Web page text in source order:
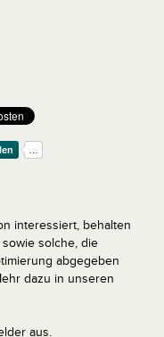
interessiert, behalten
solche, die
abgegeben
dazu in unseren
aus.